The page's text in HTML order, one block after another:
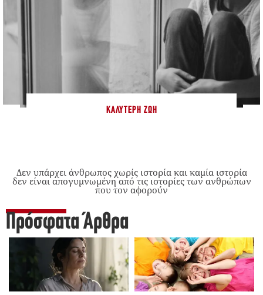
ΚΑΛΎΤΕΡΗ ΖΩΉ
Δεν υπάρχει άνθρωπος χωρίς ιστορία και καμία ιστορία
δεν είναι απογυμνωμένη από τις ιστορίες των ανθρώπων
που τον αφορούν
Πρόσφατα Άρθρα